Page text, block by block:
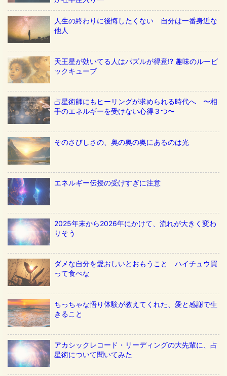
人生の終わりに後悔したくない 自分は一番身近な
他人
天王星が効いてる人はパズルが得意!? 趣味のルービ
ックキューブ
占星術師にもヒーリングが求められる時代へ 〜相
手のエネルギーを受けない心得３つ〜
そのさびしさの、奥の奥の奥にあるのは光
エネルギー伝授の受けすぎに注意
2025年末から2026年にかけて、流れが大きく変わ
りそう
ダメな自分を愛おしいとおもうこと ハイチュウ買
って食べな
ちっちゃな悟り体験が教えてくれた、愛と感謝で生
きること
アカシックレコード・リーディングの大先輩に、占
星術について聞いてみた